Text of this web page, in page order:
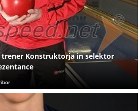
trener Konstruktorja in selektor